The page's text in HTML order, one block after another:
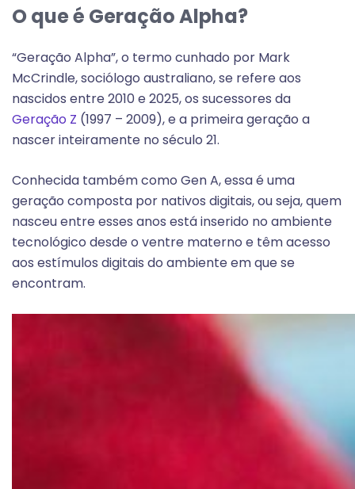
O que é Geração Alpha?
“Geração Alpha”, o termo cunhado por Mark
McCrindle, sociólogo australiano, se refere aos
nascidos entre 2010 e 2025, os sucessores da
Geração Z (1997 – 2009), e a primeira geração a
nascer inteiramente no século 21.
Conhecida também como Gen A, essa é uma
geração composta por nativos digitais, ou seja, quem
nasceu entre esses anos está inserido no ambiente
tecnológico desde o ventre materno e têm acesso
aos estímulos digitais do ambiente em que se
encontram.